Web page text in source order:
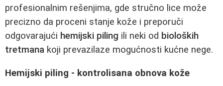
profesionalnim rešenjima, gde stručno lice može
precizno da proceni stanje kože i preporuči
odgovarajući hemijski piling ili neki od bioloških
tretmana koji prevazilaze mogućnosti kućne nege.
Hemijski piling - kontrolisana obnova kože